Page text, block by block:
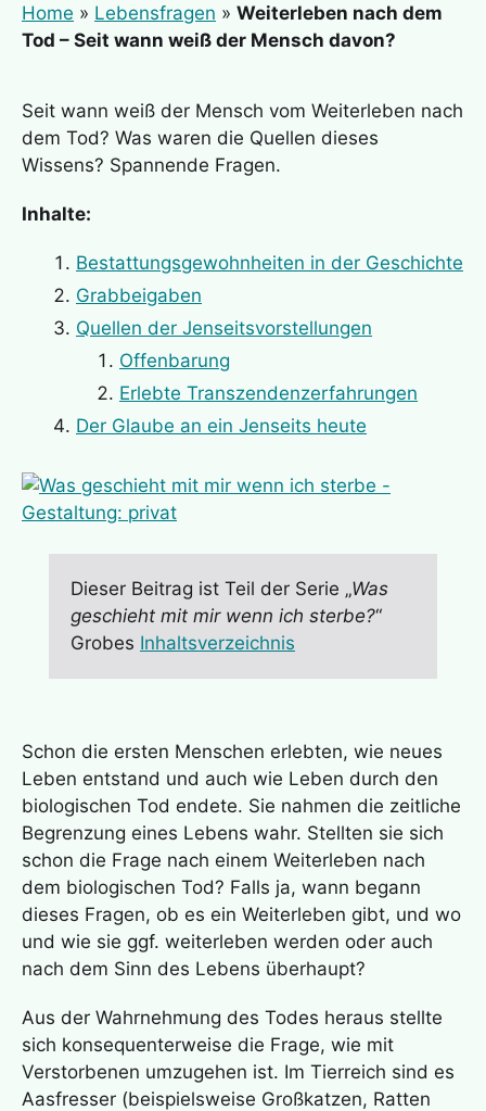
Home » Lebensfragen » Weiterleben nach dem
Tod – Seit wann weiß der Mensch davon?
Seit wann weiß der Mensch vom Weiterleben nach
dem Tod? Was waren die Quellen dieses
Wissens? Spannende Fragen.
Inhalte:
Bestattungsgewohnheiten in der Geschichte
Grabbeigaben
Quellen der Jenseitsvorstellungen
Offenbarung
Erlebte Transzendenzerfahrungen
Der Glaube an ein Jenseits heute
Dieser Beitrag ist Teil der Serie „Was
geschieht mit mir wenn ich sterbe?“
Grobes Inhaltsverzeichnis
Schon die ersten Menschen erlebten, wie neues
Leben entstand und auch wie Leben durch den
biologischen Tod endete. Sie nahmen die zeitliche
Begrenzung eines Lebens wahr. Stellten sie sich
schon die Frage nach einem Weiterleben nach
dem biologischen Tod? Falls ja, wann begann
dieses Fragen, ob es ein Weiterleben gibt, und wo
und wie sie ggf. weiterleben werden oder auch
nach dem Sinn des Lebens überhaupt?
Aus der Wahrnehmung des Todes heraus stellte
sich konsequenterweise die Frage, wie mit
Verstorbenen umzugehen ist. Im Tierreich sind es
Aasfresser (beispielsweise Großkatzen, Ratten